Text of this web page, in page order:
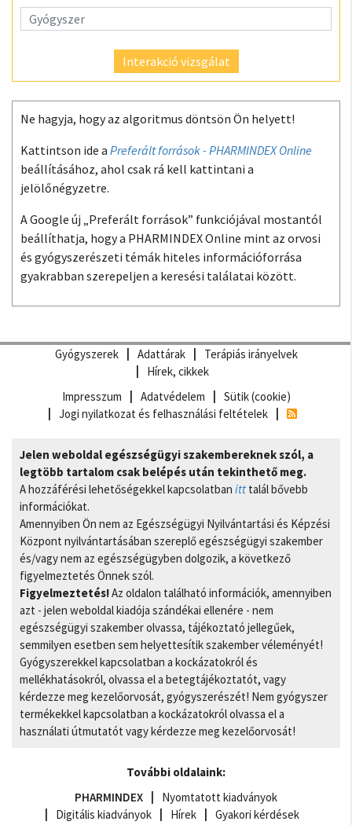
Interakció vizsgálat
Ne hagyja, hogy az algoritmus döntsön Ön helyett!
Kattintson ide a Preferált források - PHARMINDEX Online
beállításához, ahol csak rá kell kattintani a
jelölőnégyzetre.
A Google új „Preferált források” funkciójával mostantól
beállíthatja, hogy a PHARMINDEX Online mint az orvosi
és gyógyszerészeti témák hiteles információforrása
gyakrabban szerepeljen a keresési találatai között.
Gyógyszerek Adattárak
Terápiás irányelvek
Hírek, cikkek
Impresszum
Adatvédelem
Sütik (cookie)
Jogi nyilatkozat és felhasználási feltételek
Jelen weboldal egészségügyi szakembereknek szól, a
legtöbb tartalom csak belépés után tekinthető meg.
A hozzáférési lehetőségekkel kapcsolatban itt talál bővebb
információkat.
Amennyiben Ön nem az Egészségügyi Nyilvántartási és Képzési
Központ nyilvántartásában szereplő egészségügyi szakember
és/vagy nem az egészségügyben dolgozik, a következő
figyelmeztetés Önnek szól.
Figyelmeztetés!Az oldalon található információk, amennyiben
azt - jelen weboldal kiadója szándékai ellenére - nem
egészségügyi szakember olvassa, tájékoztató jellegűek,
semmilyen esetben sem helyettesítik szakember véleményét!
Gyógyszerekkel kapcsolatban a kockázatokról és
mellékhatásokról, olvassa el a betegtájékoztatót, vagy
kérdezze meg kezelőorvosát, gyógyszerészét! Nem gyógyszer
termékekkel kapcsolatban a kockázatokról olvassa el a
használati útmutatót vagy kérdezze meg kezelőorvosát!
További oldalaink:
PHARMINDEX
Nyomtatott kiadványok
Digitális kiadványok
Hírek Gyakori kérdések